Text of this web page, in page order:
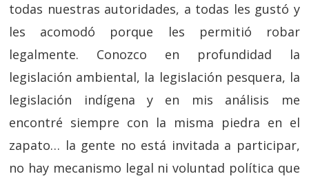
todas nuestras autoridades, a todas les gustó y
les acomodó porque les permitió robar
legalmente. Conozco en profundidad la
legislación ambiental, la legislación pesquera, la
legislación indígena y en mis análisis me
encontré siempre con la misma piedra en el
zapato… la gente no está invitada a participar,
no hay mecanismo legal ni voluntad política que